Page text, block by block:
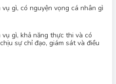
gì, có nguyện vọng cá nhân gì
gì, khả năng thực thi và có
sự chỉ đạo, giám sát và điều
sự chỉ đạo, giám sát, điều hành
nhiệm và quy trình làm việc
thiếu sót. Các yếu tố khác như
quyết cần trả lời ngay khi phân
công nhiệm vụ.